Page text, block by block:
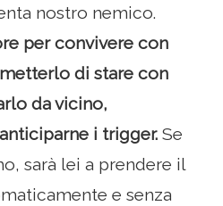
nostro nemico.
per convivere con
di stare con
da vicino,
i trigger. Se
sarà lei a prendere il
e senza